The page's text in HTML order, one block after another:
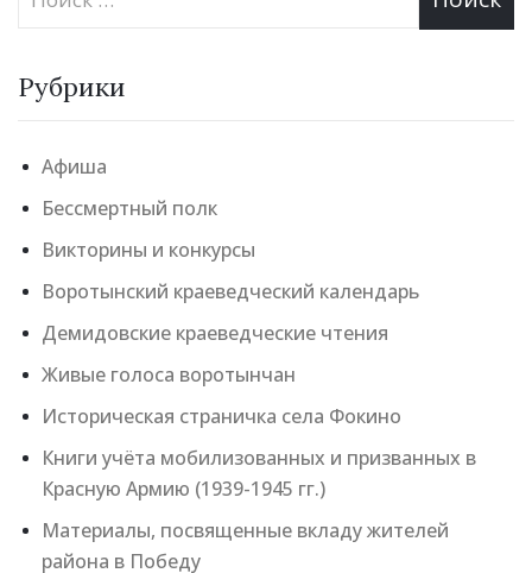
Рубрики
Афиша
Бессмертный полк
Викторины и конкурсы
Воротынский краеведческий календарь
Демидовские краеведческие чтения
Живые голоса воротынчан
Историческая страничка села Фокино
Книги учёта мобилизованных и призванных в
Красную Армию (1939-1945 гг.)
Материалы, посвященные вкладу жителей
района в Победу